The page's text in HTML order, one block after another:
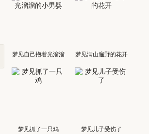
梦见自己抱着光溜溜
的小男婴
梦见满山遍野的花开
梦见抓了一只鸡 梦见儿子受伤了